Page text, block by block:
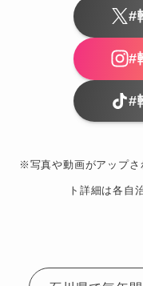
#
#
#
※写真や動画がアップさ
ト詳細は各自